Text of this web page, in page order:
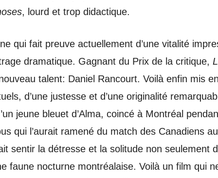
, lourd et trop didactique.
qui fait preuve actuellement d’une vitalité
dramatique. Gagnant du Prix de la critique,
talent: Daniel Rancourt. Voilà enfin mis
d’une justesse et d’une originalité
jeune bleuet d’Alma, coincé à Montréal
qui l’aurait ramené du match des Canadiens
sentir la détresse et la solitude non seulement
faune nocturne montréalaise. Voilà un film qui